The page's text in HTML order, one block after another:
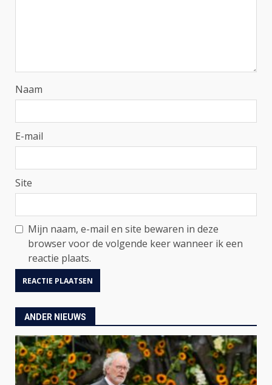
Naam
E-mail
Site
Mijn naam, e-mail en site bewaren in deze
browser voor de volgende keer wanneer ik een
reactie plaats.
ANDER NIEUWS